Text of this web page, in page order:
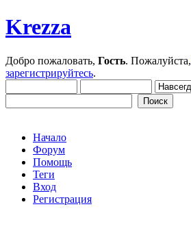
Krezza
Добро пожаловать, Гость. Пожалуйста,
зарегистрируйтесь.
Начало
Форум
Помощь
Теги
Вход
Регистрация